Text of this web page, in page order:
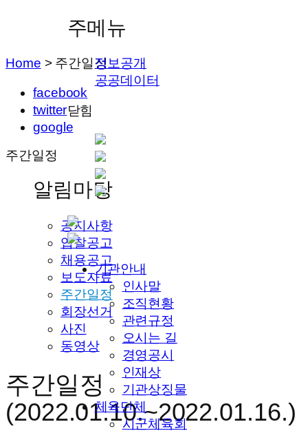
주메뉴
정보공개
공공데이터
닫힘
기관안내
인사말
조직현황
관련규정
오시는 길
경영공시
인재상
기관상징물
체육단체
시군체육회
Home > 주간일정
facebook
twitter
google
주간일정
알림마당
공지사항
입찰공고
채용공고
보도자료
주간일정
회장선거
사진
동영상
주간일정
(2022.01.10.~2022.01.16.)